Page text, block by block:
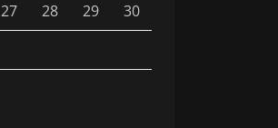
27 28 29
30